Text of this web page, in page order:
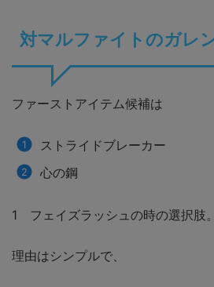
対マルファイトのガレ
ファーストアイテム候補は
ストライドブレーカー
心の鋼
1 フェイズラッシュの時の選択肢。
理由はシンプルで、